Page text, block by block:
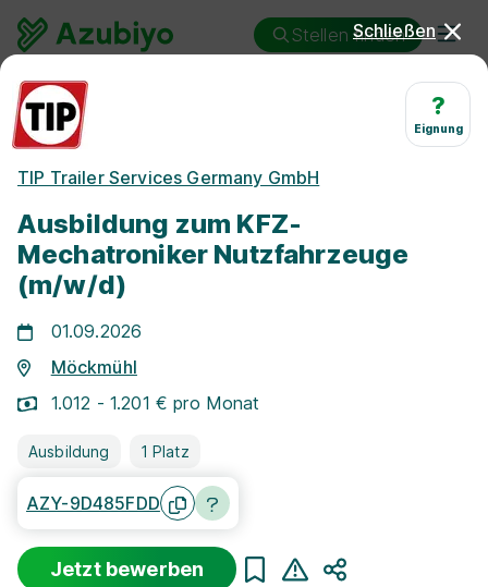
Stellen finden
Ausbildung Kraftfahrzeugmechatroniker/in
Ausbildung
Kraftfahrzeugmechatroniker/
Möckmühl
Freie Stellen finden
Sortierung Beginn Schulabschluss
Schließen
?
Eignung
TIP Trailer Services Germany GmbH
Ausbildung zum KFZ-
Mechatroniker Nutzfahrzeuge
(m/w/d)
01.09.2026
Möckmühl
1.012 - 1.201 € pro Monat
Ausbildung 1 Platz
AZY-9D485FDD
Jetzt bewerben